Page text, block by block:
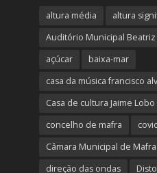
altura média altura
Auditório Municipal Beatriz
açúcar
baixa-mar
casa da música francisco
Casa de cultura Jaime Lobo
concelho de mafra
Câmara Municipal de Mafra
direção das ondas